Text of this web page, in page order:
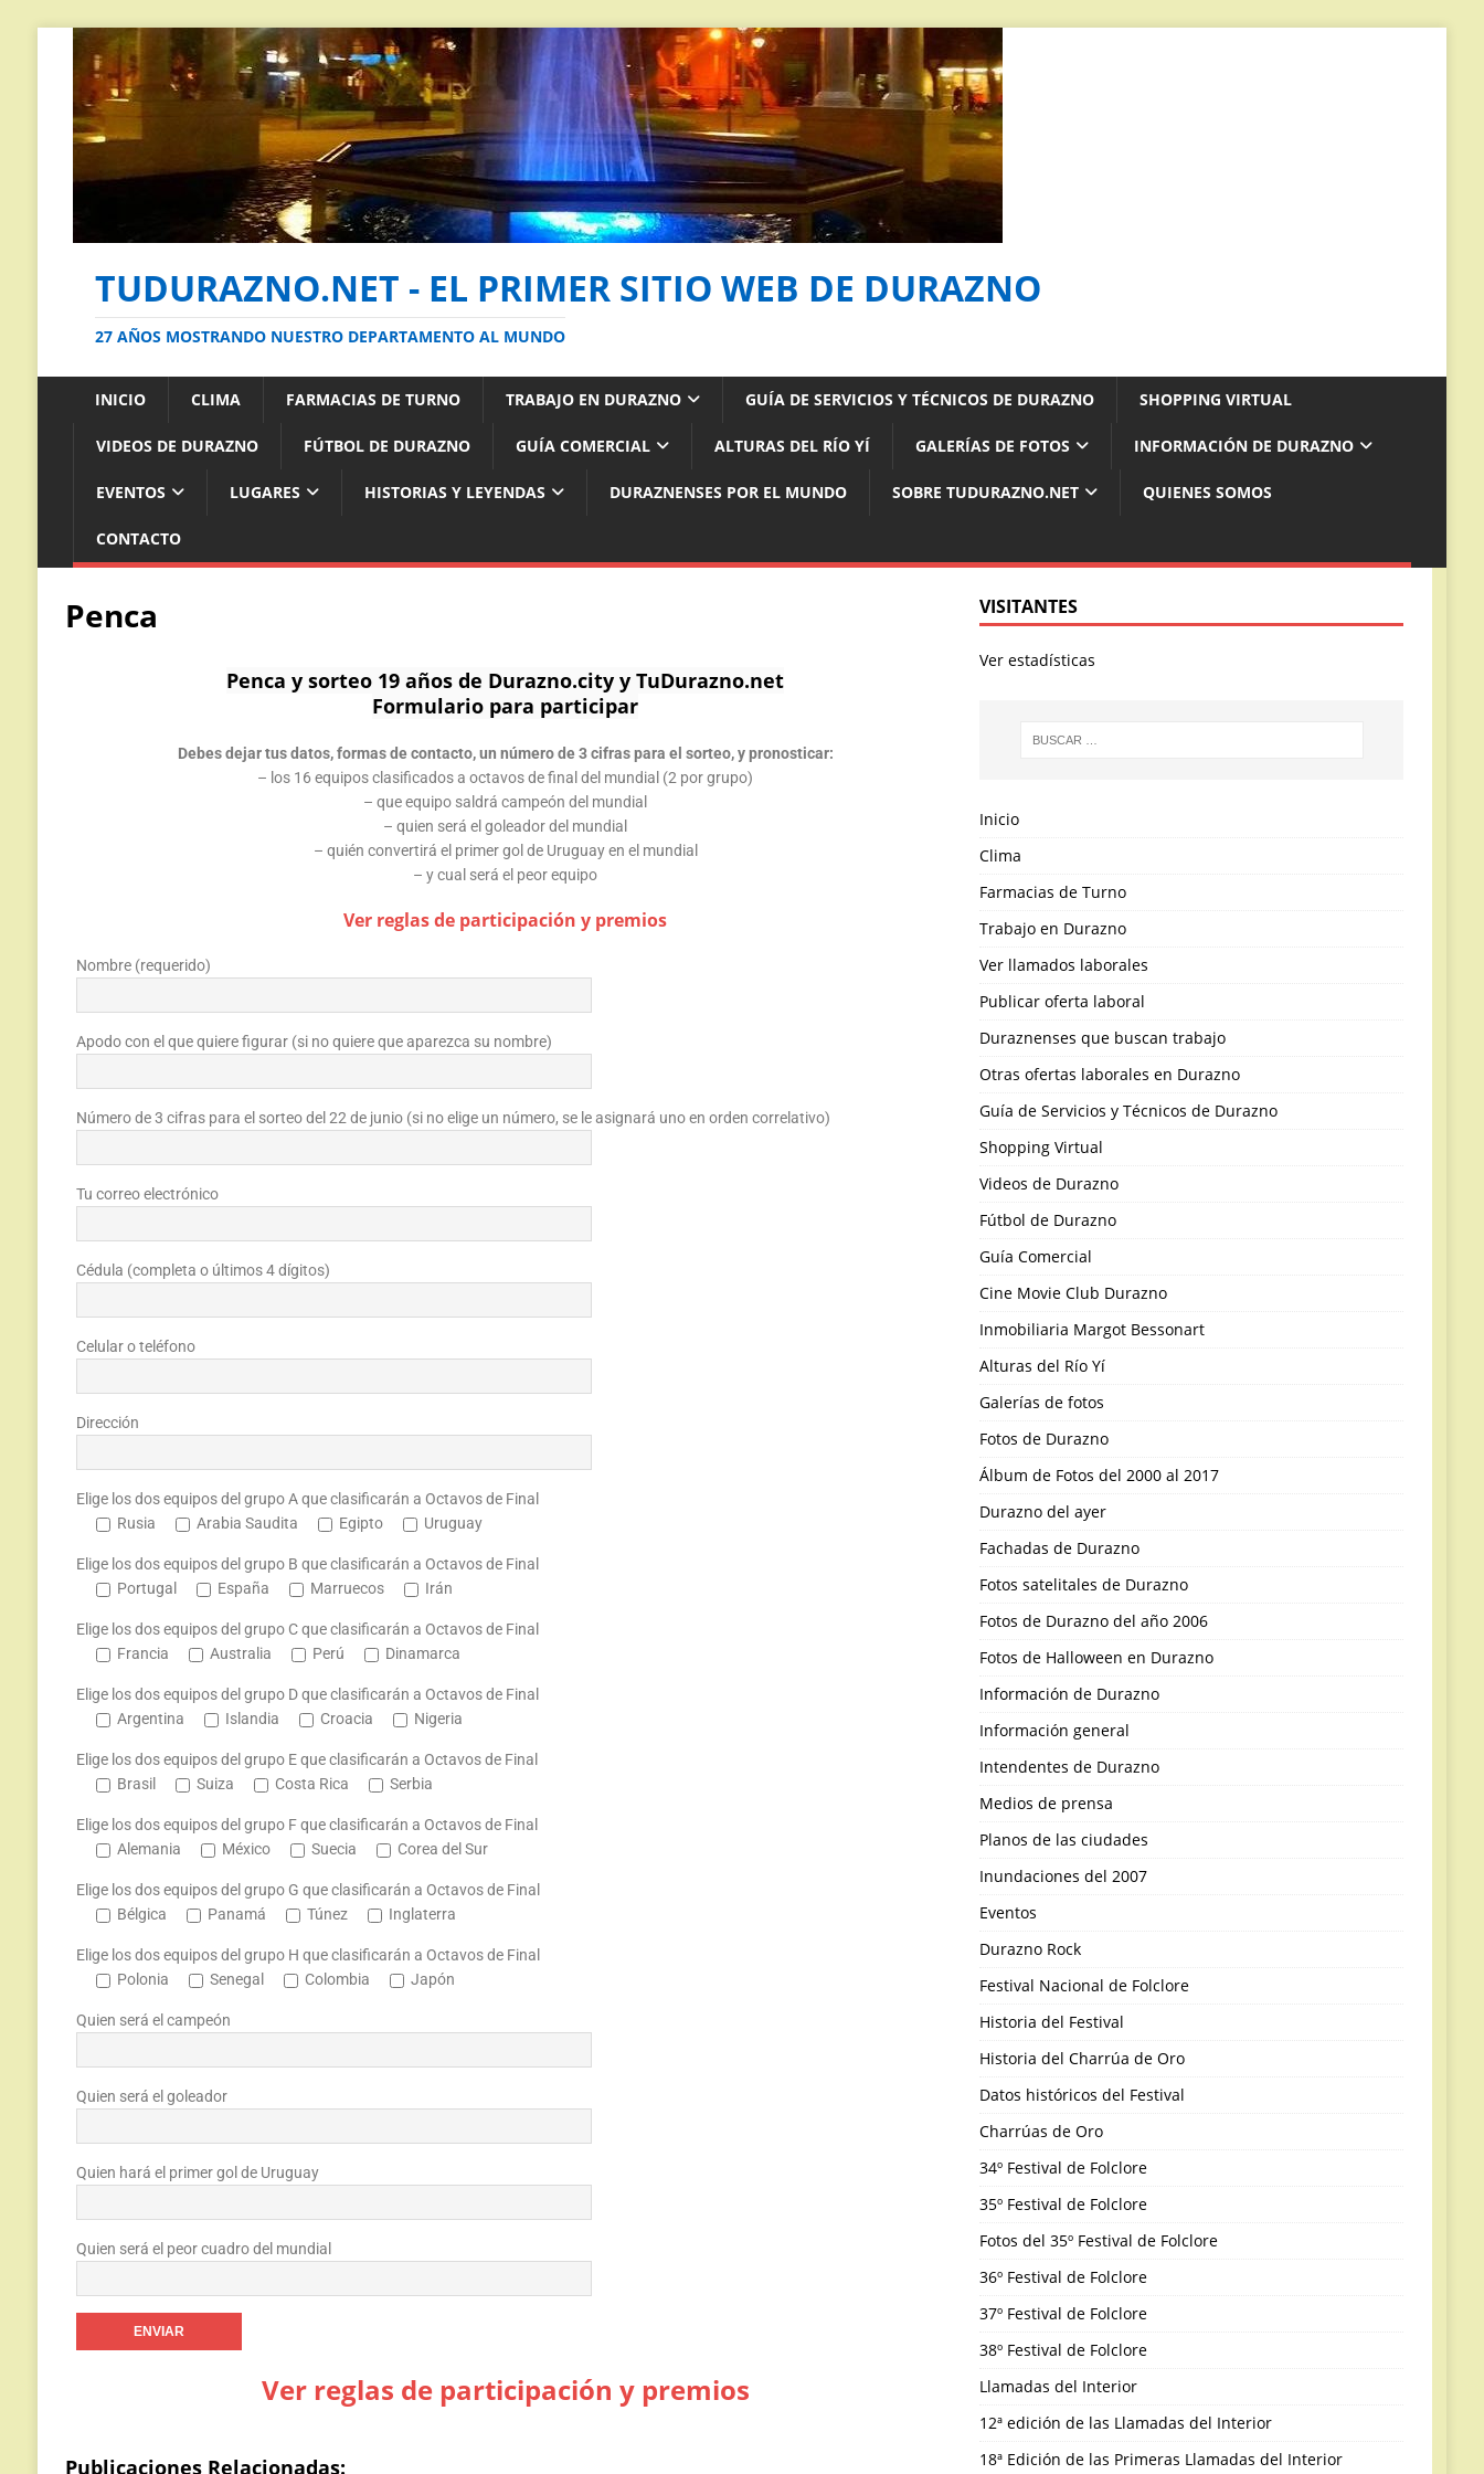
TUDURAZNO.NET - EL PRIMER SITIO WEB DE DURAZNO
27 AÑOS MOSTRANDO NUESTRO DEPARTAMENTO AL MUNDO
INICIO CLIMA FARMACIAS DE TURNO TRABAJO EN DURAZNO GUÍA DE SERVICIOS Y TÉCNICOS DE DURAZNO SHOPPING VIRTUAL
VIDEOS DE DURAZNO FÚTBOL DE DURAZNO GUÍA COMERCIAL ALTURAS DEL RÍO YÍ GALERÍAS DE FOTOS INFORMACIÓN DE DURAZNO
EVENTOS LUGARES HISTORIAS Y LEYENDAS DURAZNENSES POR EL MUNDO SOBRE TUDURAZNO.NET QUIENES SOMOS
CONTACTO
Penca
Penca y sorteo 19 años de Durazno.city y TuDurazno.net
Formulario para participar
Debes dejar tus datos, formas de contacto, un número de 3 cifras para el sorteo, y pronosticar:
– los 16 equipos clasificados a octavos de final del mundial (2 por grupo)
– que equipo saldrá campeón del mundial
– quien será el goleador del mundial
– quién convertirá el primer gol de Uruguay en el mundial
– y cual será el peor equipo
Ver reglas de participación y premios
Nombre (requerido)
Apodo con el que quiere figurar (si no quiere que aparezca su nombre)
Número de 3 cifras para el sorteo del 22 de junio (si no elige un número, se le asignará uno en orden correlativo)
Tu correo electrónico
Cédula (completa o últimos 4 dígitos)
Celular o teléfono
Dirección
Elige los dos equipos del grupo A que clasificarán a Octavos de Final
Rusia
Arabia Saudita Egipto Uruguay
Elige los dos equipos del grupo B que clasificarán a Octavos de Final
Portugal
España Marruecos Irán
Elige los dos equipos del grupo C que clasificarán a Octavos de Final
Francia
Australia Perú Dinamarca
Elige los dos equipos del grupo D que clasificarán a Octavos de Final
Argentina
Islandia Croacia Nigeria
Elige los dos equipos del grupo E que clasificarán a Octavos de Final
Brasil
Suiza Costa Rica Serbia
Elige los dos equipos del grupo F que clasificarán a Octavos de Final
Alemania
México Suecia Corea del Sur
Elige los dos equipos del grupo G que clasificarán a Octavos de Final
Bélgica
Panamá Túnez Inglaterra
Elige los dos equipos del grupo H que clasificarán a Octavos de Final
Polonia
Senegal Colombia Japón
Quien será el campeón
Quien será el goleador
Quien hará el primer gol de Uruguay
Quien será el peor cuadro del mundial
Ver reglas de participación y premios
Publicaciones Relacionadas:
VISITANTES
Ver estadísticas
Inicio
Clima
Farmacias de Turno
Trabajo en Durazno
Ver llamados laborales
Publicar oferta laboral
Duraznenses que buscan trabajo
Otras ofertas laborales en Durazno
Guía de Servicios y Técnicos de Durazno
Shopping Virtual
Videos de Durazno
Fútbol de Durazno
Guía Comercial
Cine Movie Club Durazno
Inmobiliaria Margot Bessonart
Alturas del Río Yí
Galerías de fotos
Fotos de Durazno
Álbum de Fotos del 2000 al 2017
Durazno del ayer
Fachadas de Durazno
Fotos satelitales de Durazno
Fotos de Durazno del año 2006
Fotos de Halloween en Durazno
Información de Durazno
Información general
Intendentes de Durazno
Medios de prensa
Planos de las ciudades
Inundaciones del 2007
Eventos
Durazno Rock
Festival Nacional de Folclore
Historia del Festival
Historia del Charrúa de Oro
Datos históricos del Festival
Charrúas de Oro
34º Festival de Folclore
35º Festival de Folclore
Fotos del 35º Festival de Folclore
36º Festival de Folclore
37º Festival de Folclore
38º Festival de Folclore
Llamadas del Interior
12ª edición de las Llamadas del Interior
18ª Edición de las Primeras Llamadas del Interior